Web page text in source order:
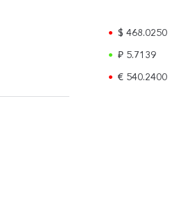
$ 468.0250
₽ 5.7139
€ 540.2400